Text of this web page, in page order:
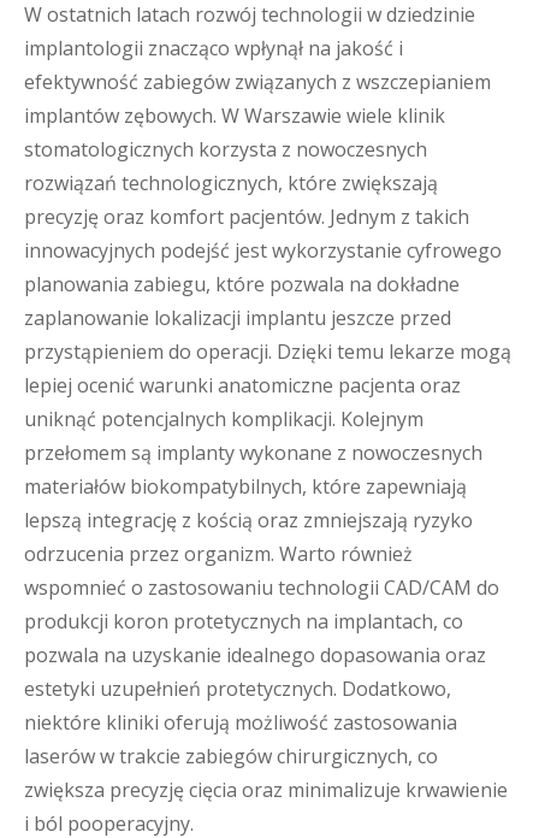
W ostatnich latach rozwój technologii w dziedzinie
implantologii znacząco wpłynął na jakość i
efektywność zabiegów związanych z wszczepianiem
implantów zębowych. W Warszawie wiele klinik
stomatologicznych korzysta z nowoczesnych
rozwiązań technologicznych, które zwiększają
precyzję oraz komfort pacjentów. Jednym z takich
innowacyjnych podejść jest wykorzystanie cyfrowego
planowania zabiegu, które pozwala na dokładne
zaplanowanie lokalizacji implantu jeszcze przed
przystąpieniem do operacji. Dzięki temu lekarze mogą
lepiej ocenić warunki anatomiczne pacjenta oraz
uniknąć potencjalnych komplikacji. Kolejnym
przełomem są implanty wykonane z nowoczesnych
materiałów biokompatybilnych, które zapewniają
lepszą integrację z kością oraz zmniejszają ryzyko
odrzucenia przez organizm. Warto również
wspomnieć o zastosowaniu technologii CAD/CAM do
produkcji koron protetycznych na implantach, co
pozwala na uzyskanie idealnego dopasowania oraz
estetyki uzupełnień protetycznych. Dodatkowo,
niektóre kliniki oferują możliwość zastosowania
laserów w trakcie zabiegów chirurgicznych, co
zwiększa precyzję cięcia oraz minimalizuje krwawienie
i ból pooperacyjny.